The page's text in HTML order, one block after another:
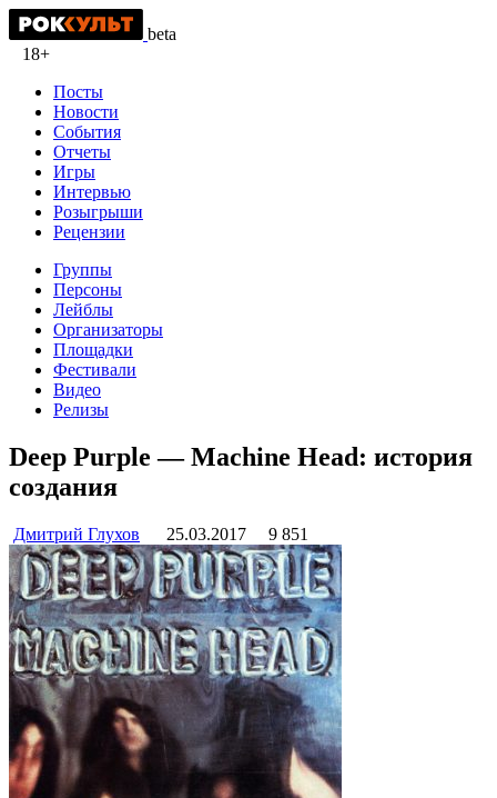
beta
18+
Посты
Новости
События
Отчеты
Игры
Интервью
Розыгрыши
Рецензии
Группы
Персоны
Лейблы
Организаторы
Площадки
Фестивали
Видео
Релизы
Deep Purple — Machine Head: история
создания
Дмитрий Глухов 25.03.2017 9 851